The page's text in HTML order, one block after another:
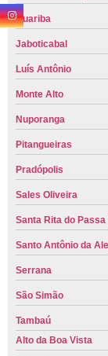
Guariba
Jaboticabal
Luís Antônio
Monte Alto
Nuporanga
Pitangueiras
Pradópolis
Sales Oliveira
Santa Rita do Passa
Santo Antônio da
Serrana
São Simão
Tambaú
Alto da Boa Vista